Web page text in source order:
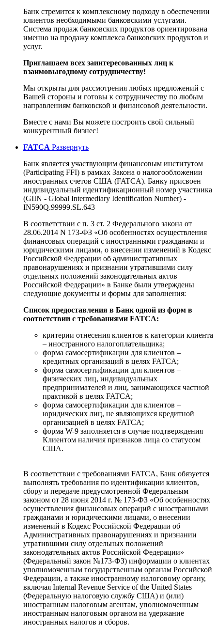
Банк стремится к комплексному подходу в обеспечении
клиентов необходимыми банковскими услугами.
Система продаж банковских продуктов ориентирована
именно на продажу комплекса банковских продуктов и
услуг.
Приглашаем всех заинтересованных лиц к
взаимовыгодному сотрудничеству!
Мы открыты для рассмотрения любых предложений с
Вашей стороны и готовы к сотрудничеству по любым
направлениям банковской и финансовой деятельности.
Вместе с нами Вы можете построить свой сильный
конкурентный бизнес!
FATCA Развернуть
Банк является участвующим финансовым институтом
(Participating FFI) в рамках Закона о налогообложении
иностранных счетов США (FATCA). Банку присвоен
индивидуальный идентификационный номер участника
(GIIN - Global Intermediary Identification Number) -
IN590Q.99999.SL.643
В соответствии с п. 3 ст. 2 Федерального закона от
28.06.2014 N 173-ФЗ «Об особенностях осуществления
финансовых операций с иностранными гражданами и
юридическими лицами, о внесении изменений в Кодекс
Российской Федерации об административных
правонарушениях и признании утратившими силу
отдельных положений законодательных актов
Российской Федерации» в Банке были утверждены
следующие документы и формы для заполнения:
Список предоставления в Банк одной из форм в
соответствии с требованиями FATCA:
критерии отнесения клиентов к категории клиента
– иностранного налогоплательщика;
форма самосертификации для клиентов –
кредитных организаций в целях FATCA;
форма самосертификации для клиентов –
физических лиц, индивидуальных
предпринимателей и лиц, занимающихся частной
практикой в целях FATCA;
форма самосертификации для клиентов –
юридических лиц, не являющихся кредитной
организацией в целях FATCA;
форма W-9 заполняется в случае подтверждения
Клиентом наличия признаков лица со статусом
США.
В соответствии с требованиями FATCA, Банк обязуется
выполнять требования по идентификации клиентов,
сбору и передаче предусмотренной Федеральным
законом от 28 июня 2014 г. № 173-ФЗ «Об особенностях
осуществления финансовых операций с иностранными
гражданами и юридическими лицами, о внесении
изменений в Кодекс Российской Федерации об
Административных правонарушениях и признании
утратившими силу отдельных положений
законодательных актов Российской Федерации»
(Федеральный закон №173-ФЗ) информации о клиентах
уполномоченным государственным органам Российской
Федерации, а также иностранному налоговому органу,
включая Internal Revenue Service of the United States
(Федеральную налоговую службу США) и (или)
иностранным налоговым агентам, уполномоченным
иностранным налоговым органом на удержание
иностранных налогов и сборов.